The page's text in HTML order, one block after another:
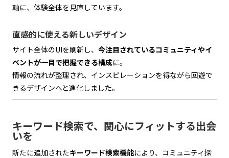
軸に、体験全体を見直しています。
直感的に使える新しいデザイン
サイト全体のUIを刷新し、 今注目されているコミュニティやイ
ベントが一目で把握できる構成に。
情報の流れが整理され、インスピレーションを得ながら回遊で
きるデザインへと進化しました。
キーワード検索で、関心にフィットする出会
いを
新たに追加されたキーワード検索機能により、コミュニティ探